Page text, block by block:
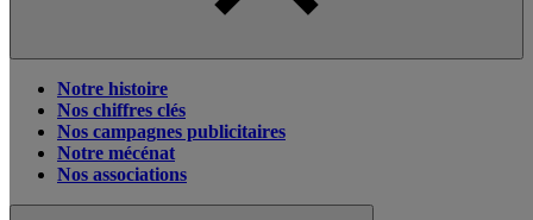
Notre histoire
Nos chiffres clés
Nos campagnes publicitaires
Notre mécénat
Nos associations